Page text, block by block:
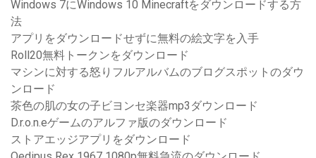
Windows 7にWindows 10 Minecraftをダウンロードする方
法
アプリをダウンロードせずに無料の絵文字を入手
Roll20無料トークンをダウンロード
マシンに対する怒りフルアルバムのブログスポットのダウ
ンロード
茶色の肌の女の子ビヨンセ楽器mp3ダウンロード
D.r.o.n.eゲームのアルファ版のダウンロード
ストアエッジアプリをダウンロード